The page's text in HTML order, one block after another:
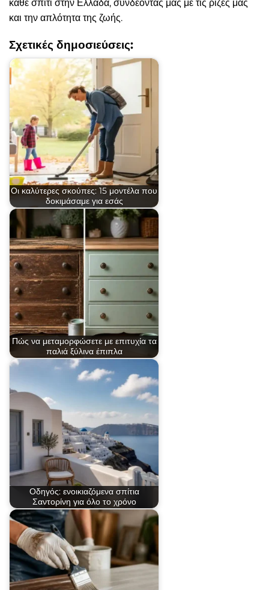
κάθε σπίτι στην Ελλάδα, συνδέοντάς μας με τις ρίζες μας
και την απλότητα της ζωής.
Σχετικές δημοσιεύσεις:
Οι καλύτερες σκούπες: 15 μοντέλα που
δοκιμάσαμε για εσάς
Πώς να μεταμορφώσετε με επιτυχία τα
παλιά ξύλινα έπιπλα
Οδηγός: ενοικιαζόμενα σπίτια
Σαντορίνη για όλο το χρόνο